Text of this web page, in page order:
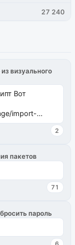
27 240
визуального
Вот
import-
2
пакетов
71
пароль